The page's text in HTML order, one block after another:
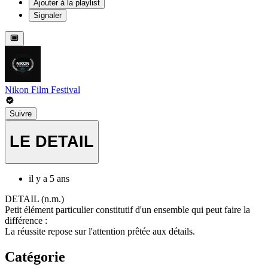
Ajouter à la playlist
Signaler
Nikon Film Festival
Suivre
LE DETAIL
il y a 5 ans
DETAIL (n.m.)
Petit élément particulier constitutif d'un ensemble qui peut faire la
différence :
La réussite repose sur l'attention prêtée aux détails.
Catégorie